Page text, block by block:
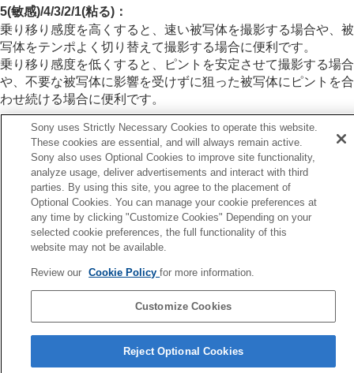
フォーカスエリア限定
フォーカス位置の循環
（静止画/動画）
AF枠の移動量 （静止画/動画）
フォーカスエリア枠色（静止画/動画）
フォーカスエリア自動消灯
トラッキング中エリア枠表示
AF-Cエリア表示
位相差AFエリア表示
AF被写体追従感度
AFトランジション速度
AF乗り移り感度
AFアシスト
AF/MF切換
シャッター半押しAF
AFオン
フォーカスホールド
プリAF
AF-S時の優先設定
AF-C時の優先設定
AF補助光
AF時の絞り駆動
プリセットフォーカス/ズーム
5(敏感)/4/3/2/1(粘る) ：
乗り移り感度を高くすると、速い被写体を撮影する場合や、被
写体をテンポよく切り替えて撮影する場合に便利です。
乗り移り感度を低くすると、ピントを安定させて撮影する場合
や、不要な被写体に影響を受けずに狙った被写体にピントを合
わせ続ける場合に便利です。
トランジション速度
次へ
AFアシ
ヘルプガイドをご覧ください。
言語選択ページへ
5-060-285-03(2)
Sony uses Strictly Necessary Cookies to operate this website.
These cookies are essential, and will always remain active.
Sony also uses Optional Cookies to improve site functionality,
analyze usage, deliver advertisements and interact with third
parties. By using this site, you agree to the placement of
Optional Cookies. You can manage your cookie preferences at
any time by clicking "Customize Cookies" Depending on your
selected cookie preferences, the full functionality of this
website may not be available.
Review our Cookie Policyfor more information.
Customize Cookies
Reject Optional Cookies